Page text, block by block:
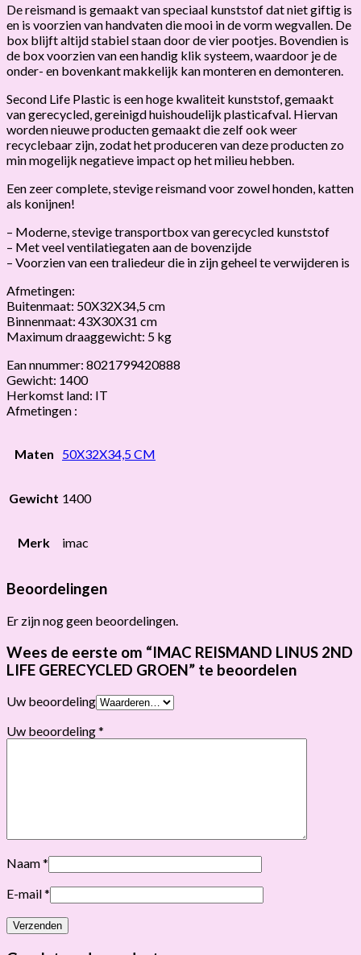
De reismand is gemaakt van speciaal kunststof dat niet giftig is
en is voorzien van handvaten die mooi in de vorm wegvallen. De
box blijft altijd stabiel staan door de vier pootjes. Bovendien is
de box voorzien van een handig klik systeem, waardoor je de
onder- en bovenkant makkelijk kan monteren en demonteren.
Second Life Plastic is een hoge kwaliteit kunststof, gemaakt
van gerecycled, gereinigd huishoudelijk plasticafval. Hiervan
worden nieuwe producten gemaakt die zelf ook weer
recyclebaar zijn, zodat het produceren van deze producten zo
min mogelijk negatieve impact op het milieu hebben.
Een zeer complete, stevige reismand voor zowel honden, katten
als konijnen!
– Moderne, stevige transportbox van gerecycled kunststof
– Met veel ventilatiegaten aan de bovenzijde
– Voorzien van een traliedeur die in zijn geheel te verwijderen is
Afmetingen:
Buitenmaat: 50X32X34,5 cm
Binnenmaat: 43X30X31 cm
Maximum draaggewicht: 5 kg
Ean nnummer: 8021799420888
Gewicht: 1400
Herkomst land: IT
Afmetingen :
Maten 50X32X34,5 CM
Gewicht 1400
Merk imac
Beoordelingen
Er zijn nog geen beoordelingen.
Wees de eerste om “IMAC REISMAND LINUS 2ND
LIFE GERECYCLED GROEN” te beoordelen
Uw beoordeling
Uw beoordeling*
Naam*
E-mail*